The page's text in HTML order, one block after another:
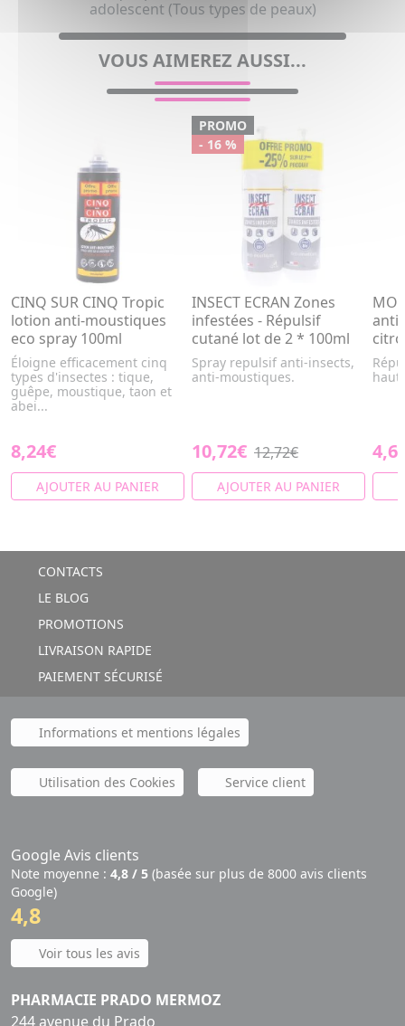
adolescent (Tous types de peaux)
VOUS AIMEREZ AUSSI...
CINQ SUR CINQ Tropic
lotion anti-moustiques
eco spray 100ml
Éloigne efficacement cinq
types d'insectes : tique,
guêpe, moustique, taon et
abei...
8,24€
AJOUTER AU PANIER
PROMO
- 16 %
INSECT ECRAN Zones
infestées - Répulsif
cutané lot de 2 * 100ml
Spray repulsif anti-insects,
anti-moustiques.
10,72€ 12,72€
AJOUTER AU PANIER
CONTACTS
LE BLOG
PROMOTIONS
LIVRAISON RAPIDE
PAIEMENT SÉCURISÉ
Informations et mentions légales
Utilisation des Cookies Service client
Google Avis clients
Note moyenne : 4,8 / 5 (basée sur plus de 8000 avis clients
Google)
4,8
Voir tous les avis
PHARMACIE PRADO MERMOZ
244 avenue du Prado